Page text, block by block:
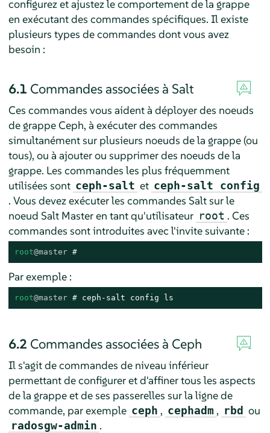
configurez et ajustez le comportement de la grappe
en exécutant des commandes spécifiques. Il existe
plusieurs types de commandes dont vous avez
besoin :
6.1 Commandes associées à Salt
Ces commandes vous aident à déployer des noeuds
de grappe Ceph, à exécuter des commandes
simultanément sur plusieurs noeuds de la grappe (ou
tous), ou à ajouter ou supprimer des noeuds de la
grappe. Les commandes les plus fréquemment
utilisées sont ceph-salt et ceph-salt config
. Vous devez exécuter les commandes Salt sur le
noeud Salt Master en tant qu'utilisateur root . Ces
commandes sont introduites avec l'invite suivante :
root@master #
Par exemple :
root@master # ceph-salt config ls
6.2 Commandes associées à Ceph
Il s'agit de commandes de niveau inférieur
permettant de configurer et d'affiner tous les aspects
de la grappe et de ses passerelles sur la ligne de
commande, par exemple ceph , cephadm , rbd ou
radosgw-admin .